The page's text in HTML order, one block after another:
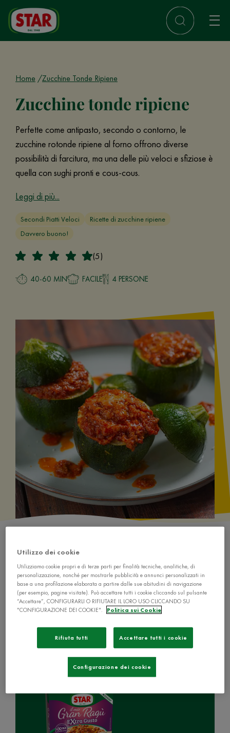
Home Zucchine Tonde Ripiene
Zucchine tonde ripiene
Perfette come antipasto, secondo o contorno, le
zucchine rotonde ripiene al forno offrono diverse
possibilità di farcitura, ma una delle più veloci e sfiziose è
quella con sughi pronti e cous-cous.
Leggi di più...
Secondi Piatti Veloci
Ricette di zucchine ripiene
Davvero buono!
(5)
40-60 MIN FACILE 4 PERSONE
Ingredienti
4 cucchiai di Il Mio Gran Ragù Extra Gusto
Utilizzo dei cookie
Utilizziamo cookie propri e di terze parti per finalità tecniche, analitiche, di
personalizzazione, nonché per mostrarle pubblicità e annunci personalizzati in
base a una profilazione elaborata a partire dalle sue abitudini di navigazione
(per esempio, pagine visitate). Può accettare tutti i cookie cliccando sul pulsante
“Accettare”, CONFIGURARLI O RIFIUTARE IL LORO USO CLICCANDO SU
"CONFIGURAZIONE DEI COOKIE".
Politica sui Cookie
Rifiuta tutti Accettare tutti i cookie
Configurazione dei cookie